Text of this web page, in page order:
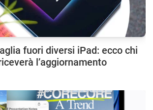
fuori diversi iPad: ecco chi
l’aggiornamento